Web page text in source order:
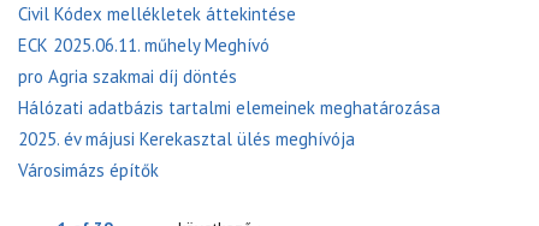
Civil Kódex mellékletek áttekintése
ECK 2025.06.11. műhely Meghívó
pro Agria szakmai díj döntés
Hálózati adatbázis tartalmi elemeinek meghatározása
2025. év májusi Kerekasztal ülés meghívója
Városimázs építők